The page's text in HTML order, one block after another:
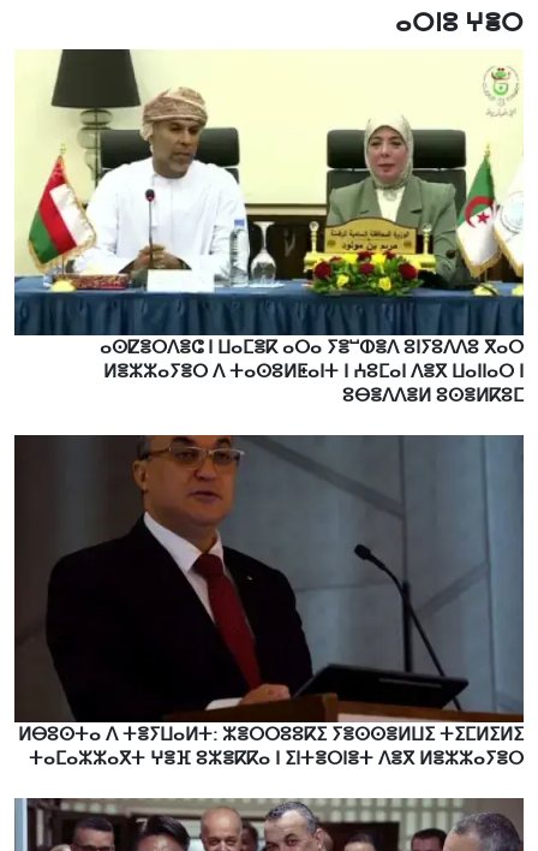
ⴰⵔⵏⵓ ⵖⴻⵔ
ⴰⵙⵇⴻⵔⴷⴻⵛ ⵏ ⵡⴰⵎⴻⴽ ⴰⵔⴰ ⵢⴻⵯⵀⴻⴷ ⵓⵏⵢⵓⴷⴷⵓ ⴳⴰⵔ
ⵍⴻⵣⵣⴰⵢⴻⵔ ⴷ ⵜⴰⵙⵓⵍⵟⴰⵏⵜ ⵏ ⵄⵓⵎⴰⵏ ⴷⴻⴳ ⵡⴰⵏⵏⴰⵔ ⵏ
ⵓⴱⴻⴷⴷⴻⵍ ⵓⵙⴻⵍⴽⵓⵎ
ⵍⴱⵓⵙⵜⴰ ⴷ ⵜⴻⵢⵡⴰⵍⵜ: ⵣⴻⵔⵔⵓⵓⴽⵉ ⵢⴻⵙⵙⴻⵍⵡⵉ ⵜⵉⵎⵍⵉⵍⵉ
ⵜⴰⵎⴰⵣⵣⴰⴳⵜ ⵖⴻⴼ ⵓⵣⴻⴽⴽⴰ ⵏ ⵉⵏⵜⴻⵔⵏⴻⵜ ⴷⴻⴳ ⵍⴻⵣⵣⴰⵢⴻⵔ